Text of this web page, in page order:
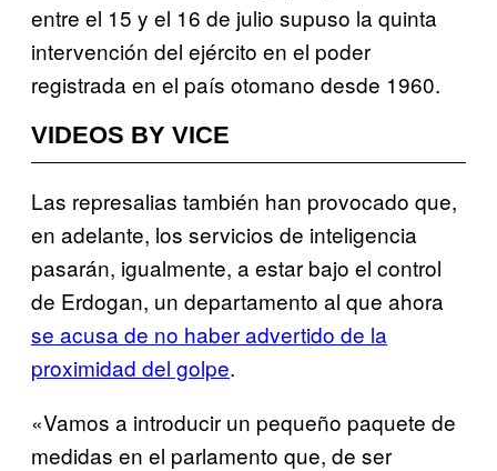
entre el 15 y el 16 de julio supuso la quinta
intervención del ejército en el poder
registrada en el país otomano desde 1960.
VIDEOS BY VICE
Las represalias también han provocado que,
en adelante, los servicios de inteligencia
pasarán, igualmente, a estar bajo el control
de Erdogan, un departamento al que ahora
se acusa de no haber advertido de la
proximidad del golpe.
«Vamos a introducir un pequeño paquete de
medidas en el parlamento que, de ser